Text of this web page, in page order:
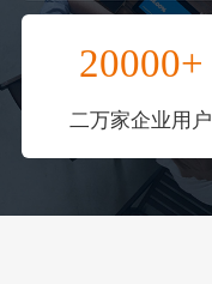
20000+
二万家企业用户